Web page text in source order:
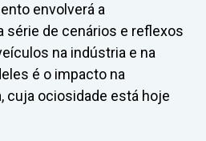
envolverá a
série de cenários e reflexos
na indústria e na
é o impacto na
cuja ociosidade está hoje